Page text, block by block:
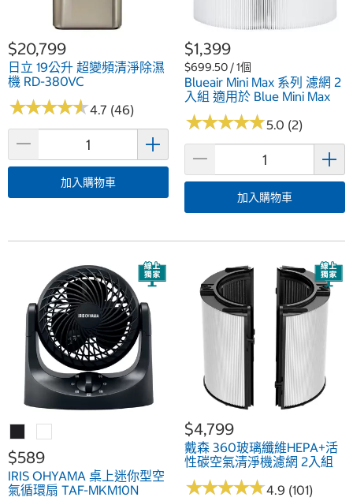
$20,799
日立 19公升 超變頻清淨除濕
機 RD-380VC
★★★★★
★★★★★4.7 (46)
加入購物車
$1,399
$699.50 / 1個
Blueair Mini Max 系列 濾網 2
入組 適用於 Blue Mini Max
★★★★★
★★★★★5.0 (2)
加入購物車
$589
IRIS OHYAMA 桌上迷你型空
氣循環扇 TAF-MKM10N
$4,799
戴森 360玻璃纖維HEPA+活
性碳空氣清淨機濾網 2入組
★★★★★
★★★★★4.9 (101)